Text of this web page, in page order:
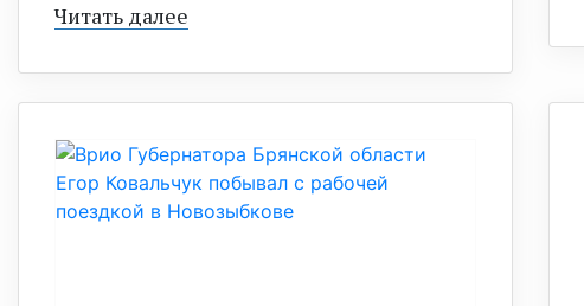
Читать далее